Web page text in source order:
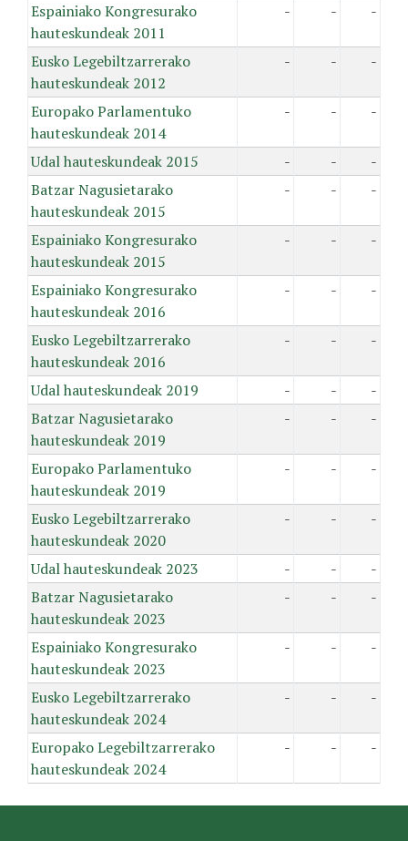
Espainiako Kongresurako
hauteskundeak 2011
- - -
Eusko Legebiltzarrerako
hauteskundeak 2012
- - -
Europako Parlamentuko
hauteskundeak 2014
- - -
Udal hauteskundeak 2015 - -
-
Batzar Nagusietarako
hauteskundeak 2015
- - -
Espainiako Kongresurako
hauteskundeak 2015
- - -
Espainiako Kongresurako
hauteskundeak 2016
- - -
Eusko Legebiltzarrerako
hauteskundeak 2016
- - -
Udal hauteskundeak 2019 - -
-
Batzar Nagusietarako
hauteskundeak 2019
- - -
Europako Parlamentuko
hauteskundeak 2019
- - -
Eusko Legebiltzarrerako
hauteskundeak 2020
- - -
Udal hauteskundeak 2023 - -
-
Batzar Nagusietarako
hauteskundeak 2023
- - -
Espainiako Kongresurako
hauteskundeak 2023
- - -
Eusko Legebiltzarrerako
hauteskundeak 2024
- - -
Europako Legebiltzarrerako
hauteskundeak 2024
- - -